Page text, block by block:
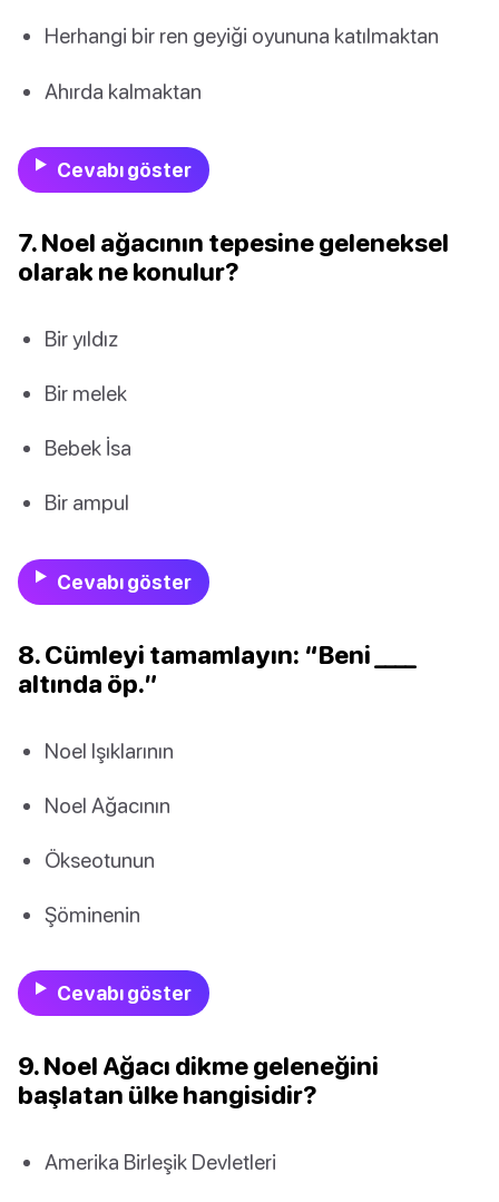
Herhangi bir ren geyiği oyununa katılmaktan
Ahırda kalmaktan
Cevabı göster
7. Noel ağacının tepesine geleneksel
olarak ne konulur?
Bir yıldız
Bir melek
Bebek İsa
Bir ampul
Cevabı göster
8. Cümleyi tamamlayın: “Beni ____
altında öp.”
Noel Işıklarının
Noel Ağacının
Ökseotunun
Şöminenin
Cevabı göster
9. Noel Ağacı dikme geleneğini
başlatan ülke hangisidir?
Amerika Birleşik Devletleri